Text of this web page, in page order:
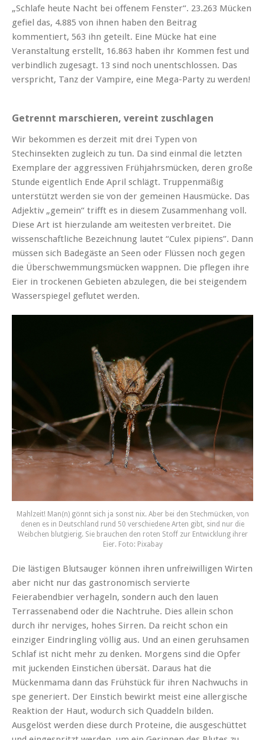
„Schlafe heute Nacht bei offenem Fenster“. 23.263 Mücken
gefiel das, 4.885 von ihnen haben den Beitrag
kommentiert, 563 ihn geteilt. Eine Mücke hat eine
Veranstaltung erstellt, 16.863 haben ihr Kommen fest und
verbindlich zugesagt. 13 sind noch unentschlossen. Das
verspricht, Tanz der Vampire, eine Mega-Party zu werden!
Getrennt marschieren, vereint zuschlagen
Wir bekommen es derzeit mit drei Typen von
Stechinsekten zugleich zu tun. Da sind einmal die letzten
Exemplare der aggressiven Frühjahrsmücken, deren große
Stunde eigentlich Ende April schlägt. Truppenmäßig
unterstützt werden sie von der gemeinen Hausmücke. Das
Adjektiv „gemein“ trifft es in diesem Zusammenhang voll.
Diese Art ist hierzulande am weitesten verbreitet. Die
wissenschaftliche Bezeichnung lautet “Culex pipiens”. Dann
müssen sich Badegäste an Seen oder Flüssen noch gegen
die Überschwemmungsmücken wappnen. Die pflegen ihre
Eier in trockenen Gebieten abzulegen, die bei steigendem
Wasserspiegel geflutet werden.
Mahlzeit! Man(n) gönnt sich ja sonst nix. Aber bei den Stechmücken, von
denen es in Deutschland rund 50 verschiedene Arten gibt, sind nur die
Weibchen blutgierig. Sie brauchen den roten Stoff zur Entwicklung ihrer
Eier. Foto: Pixabay
Die lästigen Blutsauger können ihren unfreiwilligen Wirten
aber nicht nur das gastronomisch servierte
Feierabendbier verhageln, sondern auch den lauen
Terrassenabend oder die Nachtruhe. Dies allein schon
durch ihr nerviges, hohes Sirren. Da reicht schon ein
einziger Eindringling völlig aus. Und an einen geruhsamen
Schlaf ist nicht mehr zu denken. Morgens sind die Opfer
mit juckenden Einstichen übersät. Daraus hat die
Mückenmama dann das Frühstück für ihren Nachwuchs in
spe generiert. Der Einstich bewirkt meist eine allergische
Reaktion der Haut, wodurch sich Quaddeln bilden.
Ausgelöst werden diese durch Proteine, die ausgeschüttet